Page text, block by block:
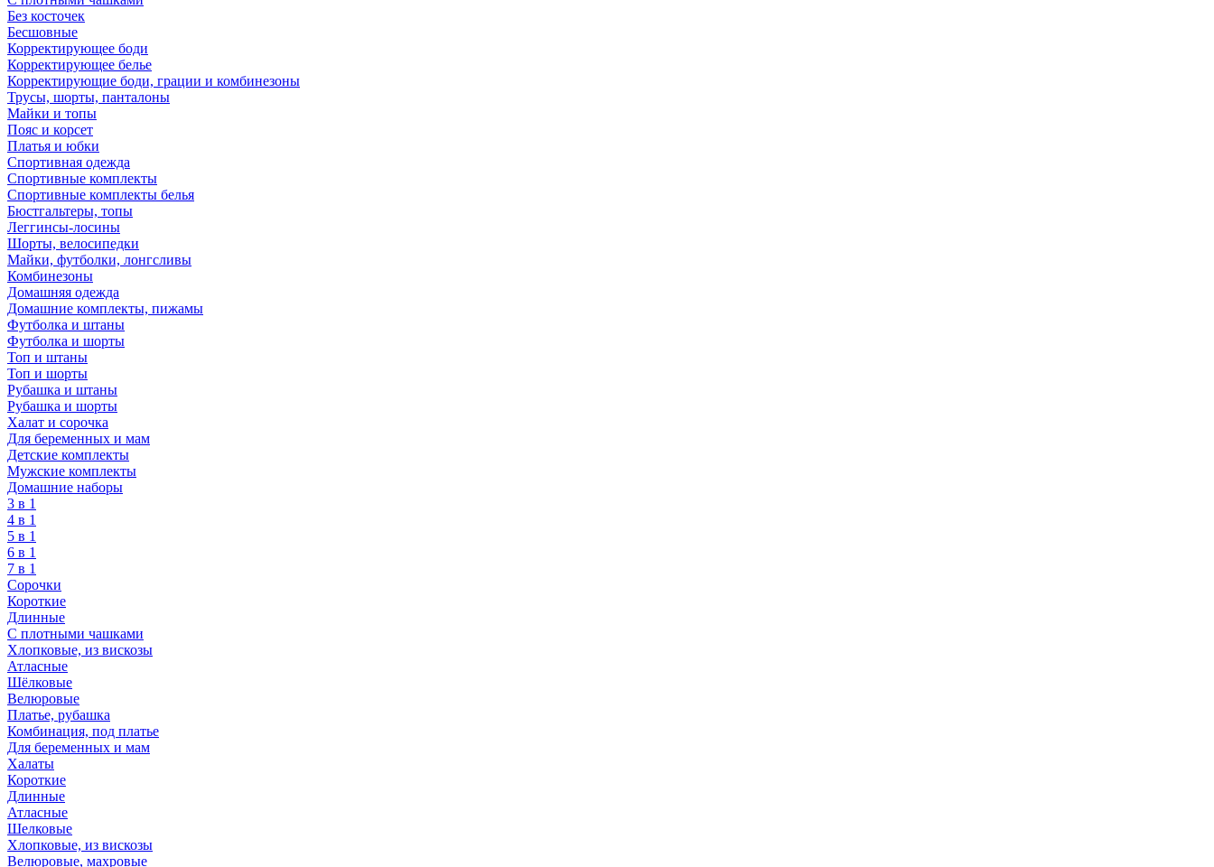
Без косточек
Бесшовные
Корректирующее боди
Корректирующее белье
Корректирующие боди, грации и комбинезоны
Трусы, шорты, панталоны
Майки и топы
Пояс и корсет
Платья и юбки
Спортивная одежда
Спортивные комплекты
Спортивные комплекты белья
Бюстгальтеры, топы
Леггинсы-лосины
Шорты, велосипедки
Майки, футболки, лонгсливы
Комбинезоны
Домашняя одежда
Домашние комплекты, пижамы
Футболка и штаны
Футболка и шорты
Топ и штаны
Топ и шорты
Рубашка и штаны
Рубашка и шорты
Халат и сорочка
Для беременных и мам
Детские комплекты
Мужские комплекты
Домашние наборы
3 в 1
4 в 1
5 в 1
6 в 1
7 в 1
Сорочки
Короткие
Длинные
С плотными чашками
Хлопковые, из вискозы
Атласные
Шёлковые
Велюровые
Платье, рубашка
Комбинация, под платье
Для беременных и мам
Халаты
Короткие
Длинные
Атласные
Шелковые
Хлопковые, из вискозы
Велюровые, махровые